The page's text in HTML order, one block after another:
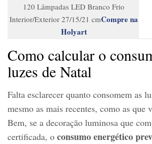
120 Lâmpadas LED Branco Frio
Interior/Exterior 27/15/21 cmCompre na
Holyart
Como calcular o
luzes de Natal
Falta esclarecer quanto consomem as
mesmo as mais recentes, como as que
Bem, se a decoração luminosa que
certificada, o consumo energético